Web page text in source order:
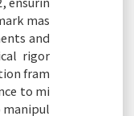
mas
and
rigor
fram
to mi
manipul